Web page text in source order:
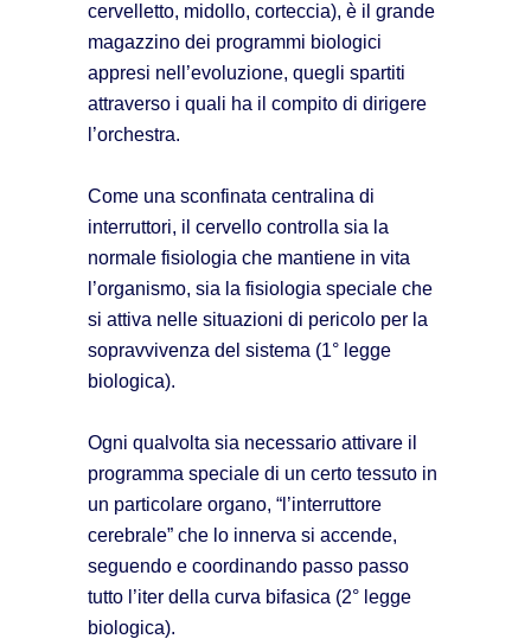
cervelletto, midollo, corteccia), è il grande
magazzino dei programmi biologici
appresi nell’evoluzione, quegli spartiti
attraverso i quali ha il compito di dirigere
l’orchestra.
Come una sconfinata centralina di
interruttori, il cervello controlla sia la
normale fisiologia che mantiene in vita
l’organismo, sia la fisiologia speciale che
si attiva nelle situazioni di pericolo per la
sopravvivenza del sistema (1° legge
biologica).
Ogni qualvolta sia necessario attivare il
programma speciale di un certo tessuto in
un particolare organo, “l’interruttore
cerebrale” che lo innerva si accende,
seguendo e coordinando passo passo
tutto l’iter della curva bifasica (2° legge
biologica).